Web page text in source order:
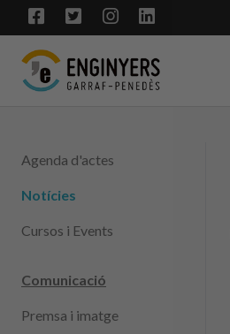
Agenda d'actes
Notícies
Cursos i Events
Comunicació
Premsa i imatge